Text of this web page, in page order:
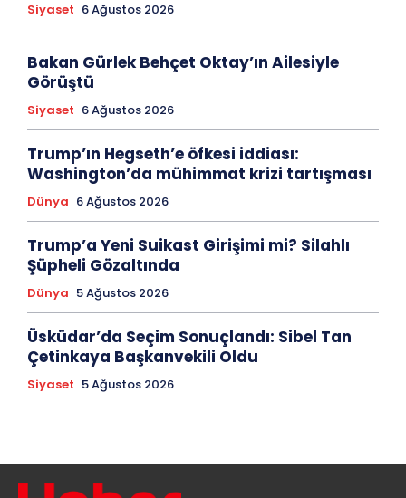
Siyaset 6 Ağustos 2026
Bakan Gürlek Behçet Oktay’ın Ailesiyle
Görüştü
Siyaset 6 Ağustos 2026
Trump’ın Hegseth’e öfkesi iddiası:
Washington’da mühimmat krizi tartışması
Dünya 6 Ağustos 2026
Trump’a Yeni Suikast Girişimi mi? Silahlı
Şüpheli Gözaltında
Dünya 5 Ağustos 2026
Üsküdar’da Seçim Sonuçlandı: Sibel Tan
Çetinkaya Başkanvekili Oldu
Siyaset 5 Ağustos 2026